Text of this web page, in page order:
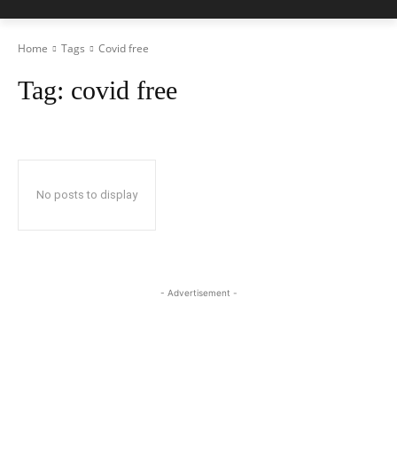
Home Tags Covid free
Tag: covid free
No posts to display
- Advertisement -